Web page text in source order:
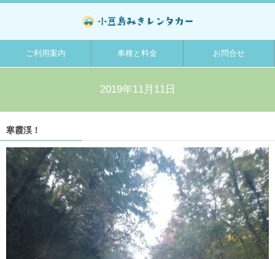
ご利用案内 車種と料金 お問合せ
2019年11月11日
寒霞渓！